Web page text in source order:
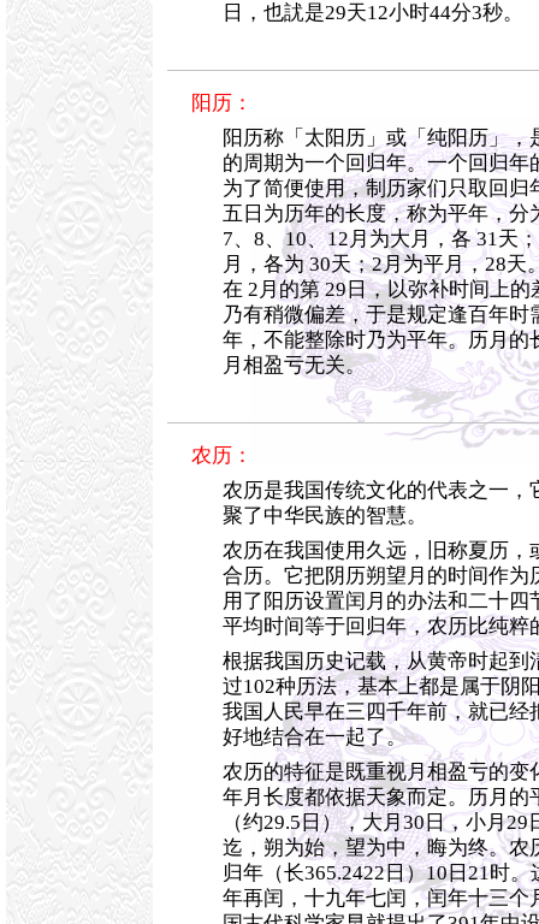
日，也訧是29天12小时44分3秒。
阳历：
阳历称「太阳历」或「纯阳历」，
的周期为一个回归年。一个回归年
为了简便使用，制历家们只取回归
五日为历年的长度，称为平年，分
7、8、10、12月为大月，各 31天
月，各为 30天；2月为平月，28天
在 2月的第 29日，以弥补时间上
乃有稍微偏差，于是规定逢百年时
年，不能整除时乃为平年。历月的
月相盈亏无关。
农历：
农历是我国传统文化的代表之一，
聚了中华民族的智慧。
农历在我国使用久远，旧称夏历，
合历。它把阴历朔望月的时间作为
用了阳历设置闰月的办法和二十四
平均时间等于回归年，农历比纯粹
根据我国历史记载，从黄帝时起到
过102种历法，基本上都是属于阴
我国人民早在三四千年前，就已经
好地结合在一起了。
农历的特征是既重视月相盈亏的变
年月长度都依据天象而定。历月的
（约29.5日），大月30日，小月
迄，朔为始，望为中，晦为终。农
归年（长365.2422日）10日21时
年再闰，十九年七闰，闰年十三个